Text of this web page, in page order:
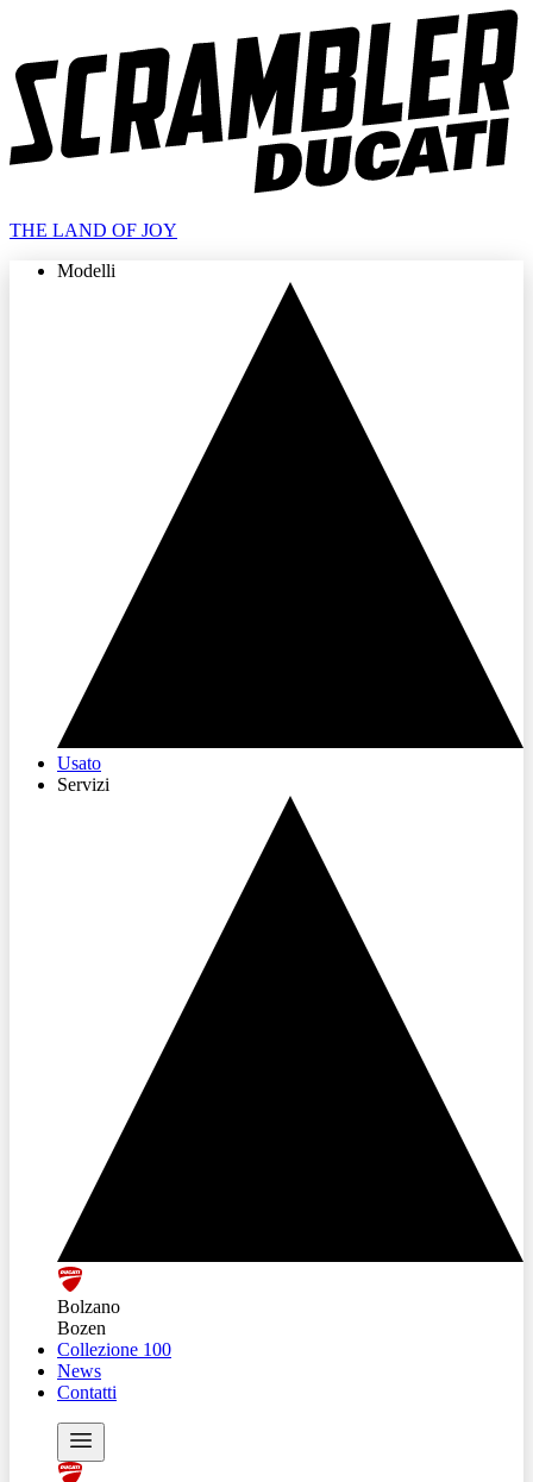
THE LAND OF JOY
Modelli
Usato
Servizi
Bolzano
Bozen
Collezione 100
News
Contatti